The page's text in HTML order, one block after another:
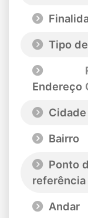
Tipo
Endereço
Cidade
Bairro
Ponto
referência
Andar